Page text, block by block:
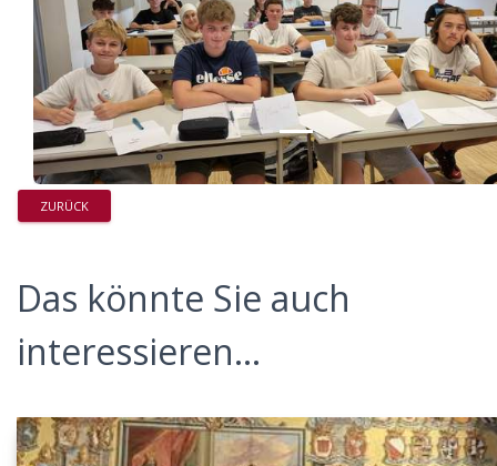
ZURÜCK
Das könnte Sie auch
interessieren...